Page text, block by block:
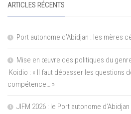
ARTICLES RÉCENTS
Port autonome d’Abidjan : les mères
Mise en œuvre des politiques du
Koidio : « Il faut dépasser les questions
compétence… »
JIFM 2026 : le Port autonome